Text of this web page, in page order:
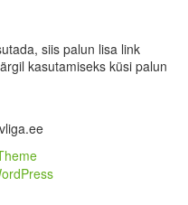
siis palun lisa link
kasutamiseks küsi palun